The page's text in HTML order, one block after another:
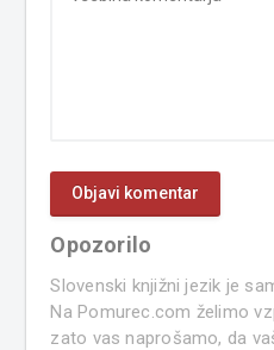
Opozorilo
Slovenski knjižni jezik je
Na Pomurec.com želimo
zato vas naprošamo, da